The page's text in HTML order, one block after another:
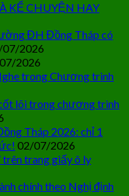
KỂ CHUYỆN HAY
ĐH Đồng Tháp có
07/2026
2026
trong Chương trình
lõi trong chương trình
Tháp 2026: chỉ 1
02/07/2026
trên trang giấy ô ly
chính theo Nghị định